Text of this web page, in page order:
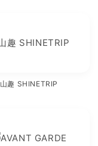
山趣 SHINETRIP